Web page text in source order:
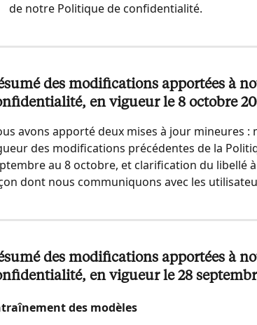
de notre Politique de confidentialité.
des modifications apportées à
en vigueur le 8 octobre
avons apporté deux mises à jour mineures :
des modifications précédentes de la
au 8 octobre, et clarification du libellé
dont nous communiquons avec les
des modifications apportées à
en vigueur le 28
des modèles